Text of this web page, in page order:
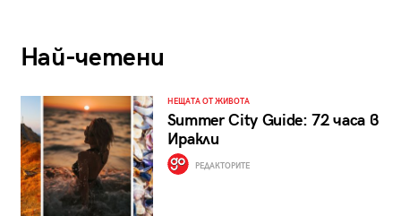
Най-четени
НЕЩАТА ОТ ЖИВОТА
Summer City Guide: 72 часа в
Иракли
РЕДАКТОРИТЕ